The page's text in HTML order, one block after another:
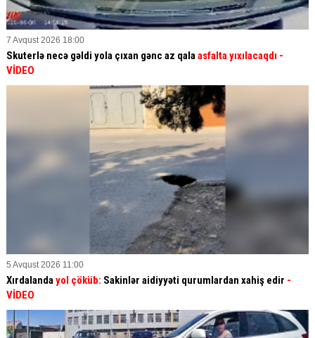
7 Avqust 2026 18:00
Skuterlə necə gəldi yola çıxan gənc az qalaasfalta yıxılacaqdı -
VİDEO
5 Avqust 2026 11:00
Xırdalandayol çöküb: Sakinlər aidiyyəti qurumlardan xahiş edir -
VİDEO